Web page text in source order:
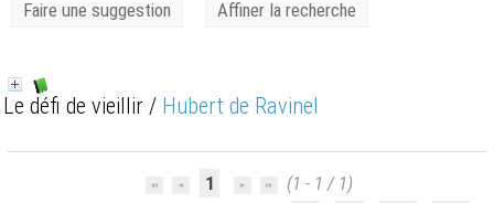
Faire une suggestion Affiner la recherche
Le défi de vieillir / Hubert de Ravinel
1
(1 - 1 / 1)